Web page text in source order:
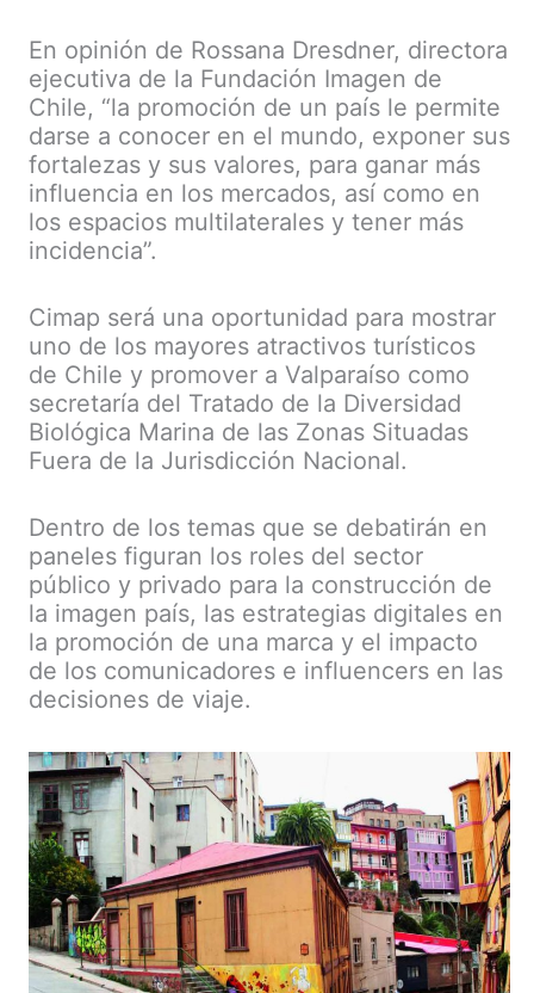
En opinión de Rossana Dresdner, directora
ejecutiva de la Fundación Imagen de
Chile, “la promoción de un país le permite
darse a conocer en el mundo, exponer sus
fortalezas y sus valores, para ganar más
influencia en los mercados, así como en
los espacios multilaterales y tener más
incidencia”.
Cimap será una oportunidad para mostrar
uno de los mayores atractivos turísticos
de Chile y promover a Valparaíso como
secretaría del Tratado de la Diversidad
Biológica Marina de las Zonas Situadas
Fuera de la Jurisdicción Nacional.
Dentro de los temas que se debatirán en
paneles figuran los roles del sector
público y privado para la construcción de
la imagen país, las estrategias digitales en
la promoción de una marca y el impacto
de los comunicadores e influencers en las
decisiones de viaje.